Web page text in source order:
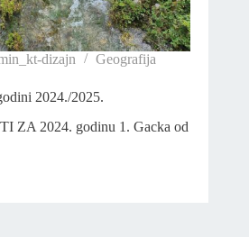
dizajn Geografija
2024./2025.
ZA 2024. godinu 1. Gacka od